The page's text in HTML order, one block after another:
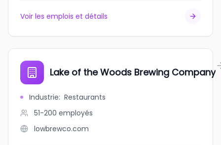
Voir les emplois et détails
Lake of the Woods Brewing Company
Industrie: Restaurants
51-200 employés
lowbrewco.com